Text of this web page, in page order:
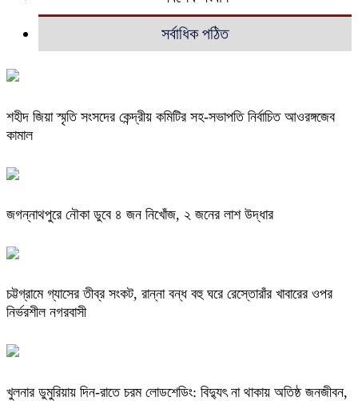
সর্বাধিক পঠিত
শহীদ জিয়া স্মৃতি সংসদের কেন্দ্রীয় কমিটির সহ-সভাপতি নির্বাচিত আওরঙ্গজেব
কামাল
জগন্নাথপুরে নৌকা ডুবে ৪ জন নিখোঁজ, ২ জনের লাশ উদ্ধার
চট্টগ্রামে গ্যাসের তীব্র সংকট, রান্না বন্ধ বহু ঘরে রেস্তোরাঁর খাবারের ওপর
নির্ভরশীল নগরবাসী
খুলনার ডুমুরিয়ায় দিন-রাতে চরম লোডশেডিং: বিদ্যুৎ না থাকায় অতিষ্ঠ জনজীবন,